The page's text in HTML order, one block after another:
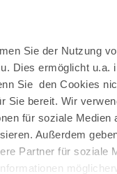
Sie der Nutzung
Dies ermöglicht u.a.
Sie den Cookies
Sie bereit. Wir
für soziale Medien
Außerdem
Partner für soziale